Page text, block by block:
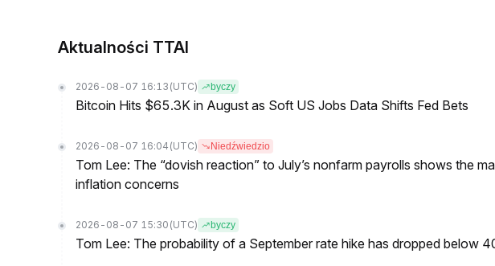
Aktualności TTAI
2026-08-07 16:13 (UTC) byczy
Bitcoin Hits $65.3K in August as Soft US Jobs Data Shifts Fed Bets
2026-08-07 16:04 (UTC) Niedźwiedzio
Tom Lee: The “dovish reaction” to July’s nonfarm payrolls shows the
inflation concerns
2026-08-07 15:30 (UTC) byczy
Tom Lee: The probability of a September rate hike has dropped below